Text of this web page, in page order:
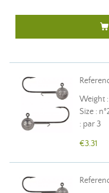
Weight :
Size :
: par 3
€3.31